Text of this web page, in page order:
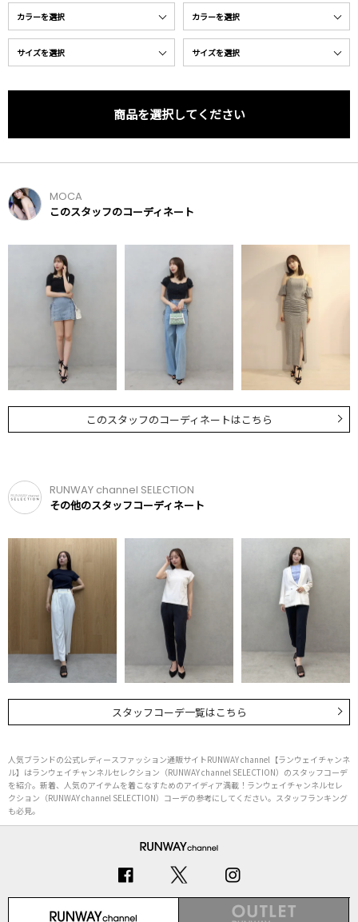
商品を選択してください
MOCA
このスタッフのコーディネート
このスタッフのコーディネートはこちら
RUNWAY channel SELECTION
その他のスタッフコーディネート
スタッフコーデ一覧はこちら
人気ブランドの公式レディースファッション通販サイトRUNWAY channel【ランウェイチャンネ
ル】はランウェイチャンネルセレクション（RUNWAY channel SELECTION）のスタッフコーデ
を紹介。新着、人気のアイテムを着こなすためのアイディア満載！ランウェイチャンネルセレ
クション（RUNWAY channel SELECTION）コーデの参考にしてください。スタッフランキング
も必見。